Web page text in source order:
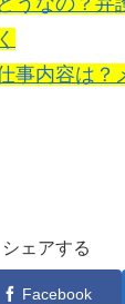
事内容は？
シェアする
Facebook